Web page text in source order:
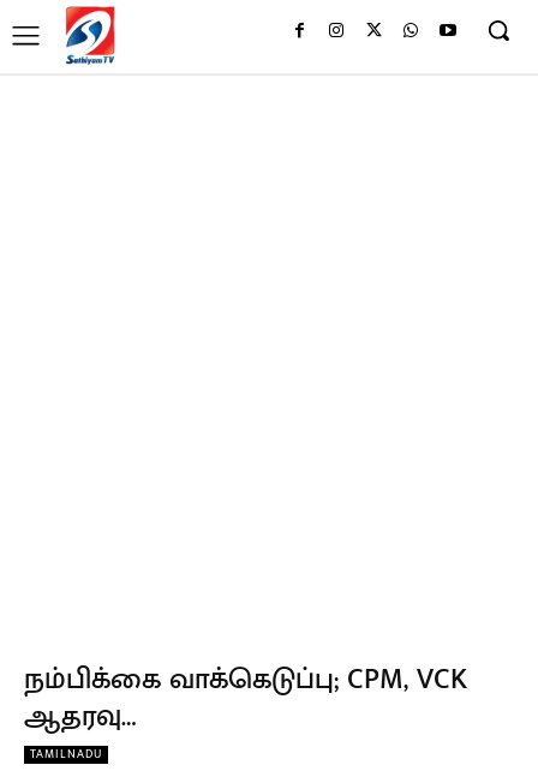
நம்பிக்கை வாக்கெடுப்பு; CPM, VCK
ஆதரவு…
TAMILNADU